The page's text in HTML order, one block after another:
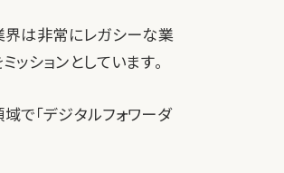
界は非常にレガシーな業
ッションとしています。
で「デジタルフォワーダ